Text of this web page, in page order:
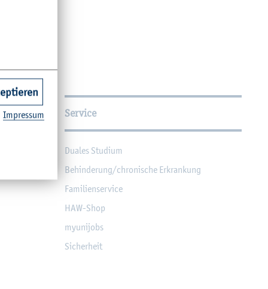
Service
Dua­les Stu­di­um
Be­hin­de­rung/chro­ni­sche Er­kran­kung
Fa­mi­li­en­ser­vice
HAW-Shop
myu­ni­jobs
Si­cher­heit
Im­pres­sum